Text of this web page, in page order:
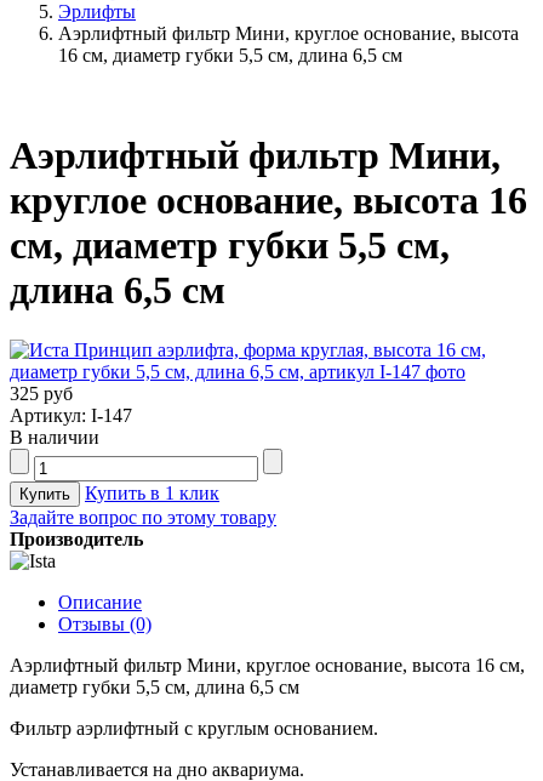
Эрлифты
Аэрлифтный фильтр Мини, круглое основание, высота
16 см, диаметр губки 5,5 см, длина 6,5 см
Аэрлифтный фильтр Мини,
круглое основание, высота 16
см, диаметр губки 5,5 см,
длина 6,5 см
325 руб
Артикул: I-147
В наличии
Купить в 1 клик
Задайте вопрос по этому товару
Производитель
Описание
Отзывы (0)
Аэрлифтный фильтр Мини, круглое основание, высота 16 см,
диаметр губки 5,5 см, длина 6,5 см
Фильтр аэрлифтный с круглым основанием.
Устанавливается на дно аквариума.